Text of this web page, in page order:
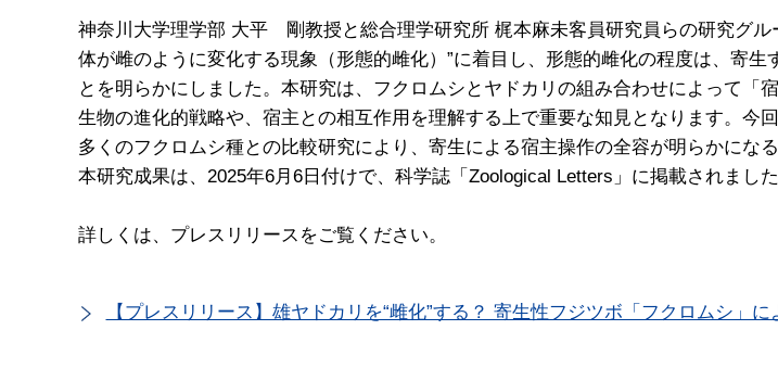
神奈川大学理学部 大平 剛教授と総合理学研究所 梶本麻未客員研究員らの研究グ
体が雌のように変化する現象（形態的雌化）”に着目し、形態的雌化の程度は、寄
とを明らかにしました。本研究は、フクロムシとヤドカリの組み合わせによって
生物の進化的戦略や、宿主との相互作用を理解する上で重要な知見となります。今
多くのフクロムシ種との比較研究により、寄生による宿主操作の全容が明らかにな
本研究成果は、2025年6月6日付けで、科学誌「Zoological Letters」に掲載されました
詳しくは、プレスリリースをご覧ください。
【プレスリリース】雄ヤドカリを“雌化”する？ 寄生性フジツボ「フクロムシ」